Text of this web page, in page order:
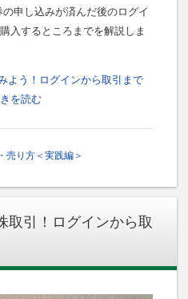
申し込みが済んだ後のログイ
入するところまでを解説しま
よう！ログインから取引まで
を読む
売り方＜実践編＞
取引！ログインから取